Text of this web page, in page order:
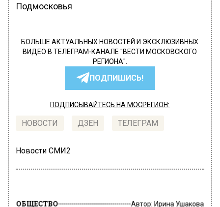
Подмосковья
БОЛЬШЕ АКТУАЛЬНЫХ НОВОСТЕЙ И ЭКСКЛЮЗИВНЫХ
ВИДЕО В ТЕЛЕГРАМ-КАНАЛЕ "ВЕСТИ МОСКОВСКОГО
РЕГИОНА".
ПОДПИШИСЬ!
ПОДПИСЫВАЙТЕСЬ НА МОСРЕГИОН:
НОВОСТИ ДЗЕН ТЕЛЕГРАМ
Новости СМИ2
ОБЩЕСТВО Автор: Ирина Ушакова